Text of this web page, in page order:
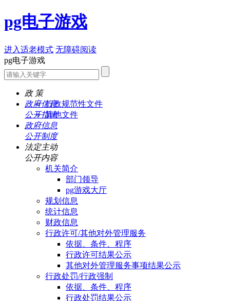
pg电子游戏
进入适老模式 无障碍阅读
pg电子游戏
政 策
行政规范性文件
其他文件
政府信息
公开指南
政府信息
公开制度
法定主动
公开内容
机关简介
部门领导
pg游戏大厅
规划信息
统计信息
财政信息
行政许可/其他对外管理服务
依据、条件、程序
行政许可结果公示
其他对外管理服务事项结果公示
行政处罚/行政强制
依据、条件、程序
行政处罚结果公示